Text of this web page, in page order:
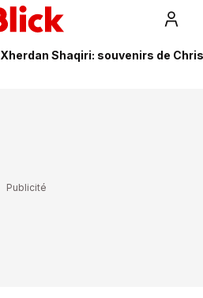
Xherdan Shaqiri: souvenirs de